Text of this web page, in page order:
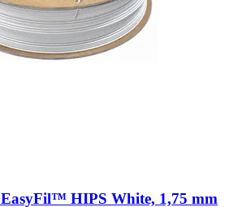
EasyFil™ HIPS White, 1,75 mm